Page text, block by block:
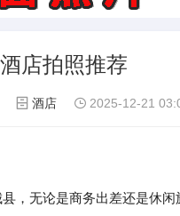
店拍照推荐
酒店 2025-12-21
无论是商务出差还是休闲